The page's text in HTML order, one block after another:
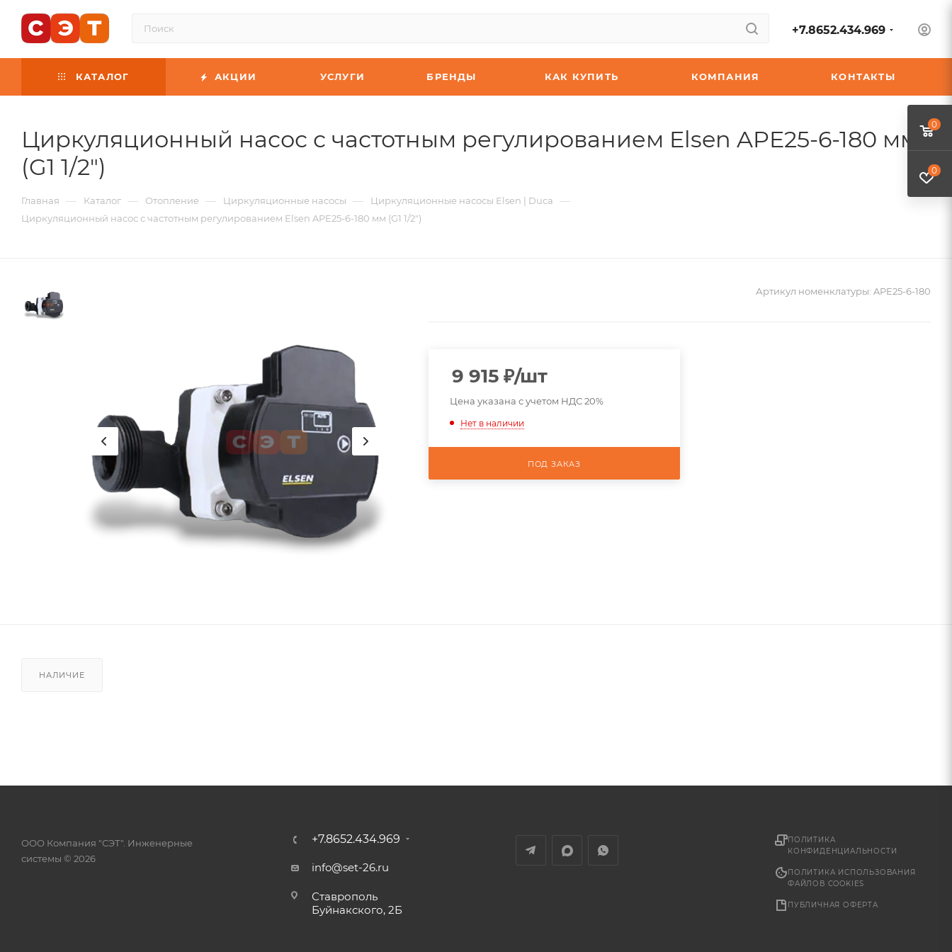
+7.8652.434.969
КАТАЛОГ АКЦИИ УСЛУГИ БРЕНДЫ КАК КУПИТЬ КОМПАНИЯ КОНТАКТЫ
Циркуляционный насос с частотным регулированием Elsen APE25-6-180 мм
(G1 1/2")
Главная — Каталог — Отопление — Циркуляционные насосы — Циркуляционные насосы Elsen | Duca —
Циркуляционный насос с частотным регулированием Elsen APE25-6-180 мм (G1 1/2")
Артикул номенклатуры: APE25-6-180
9 915 ₽/шт
Цена указана с учетом НДС 20%
Нет в наличии
ПОД ЗАКАЗ
НАЛИЧИЕ
ООО Компания "СЭТ". Инженерные
системы © 2026
+7.8652.434.969
info@set-26.ru
Ставрополь
Буйнакского, 2Б
ПОЛИТИКА
КОНФИДЕНЦИАЛЬНОСТИ
ПОЛИТИКА ИСПОЛЬЗОВАНИЯ
ФАЙЛОВ COOKIES
ПУБЛИЧНАЯ ОФЕРТА
0
0